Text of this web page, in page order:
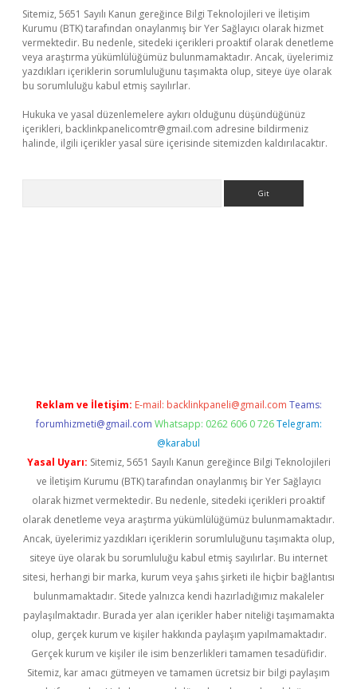
Sitemiz, 5651 Sayılı Kanun gereğince Bilgi Teknolojileri ve İletişim
Kurumu (BTK) tarafından onaylanmış bir Yer Sağlayıcı olarak hizmet
vermektedir. Bu nedenle, sitedeki içerikleri proaktif olarak denetleme
veya araştırma yükümlülüğümüz bulunmamaktadır. Ancak, üyelerimiz
yazdıkları içeriklerin sorumluluğunu taşımakta olup, siteye üye olarak
bu sorumluluğu kabul etmiş sayılırlar.
Hukuka ve yasal düzenlemelere aykırı olduğunu düşündüğünüz
içerikleri, backlinkpanelicomtr@gmail.com adresine bildirmeniz
halinde, ilgili içerikler yasal süre içerisinde sitemizden kaldırılacaktır.
Reklam ve İletişim: E-mail: backlinkpaneli@gmail.com Teams:
forumhizmeti@gmail.com Whatsapp: 0262 606 0 726 Telegram:
@karabul
Yasal Uyarı: Sitemiz, 5651 Sayılı Kanun gereğince Bilgi Teknolojileri
ve İletişim Kurumu (BTK) tarafından onaylanmış bir Yer Sağlayıcı
olarak hizmet vermektedir. Bu nedenle, sitedeki içerikleri proaktif
olarak denetleme veya araştırma yükümlülüğümüz bulunmamaktadır.
Ancak, üyelerimiz yazdıkları içeriklerin sorumluluğunu taşımakta olup,
siteye üye olarak bu sorumluluğu kabul etmiş sayılırlar. Bu internet
sitesi, herhangi bir marka, kurum veya şahıs şirketi ile hiçbir bağlantısı
bulunmamaktadır. Sitede yalnızca kendi hazırladığımız makaleler
paylaşılmaktadır. Burada yer alan içerikler haber niteliği taşımamakta
olup, gerçek kurum ve kişiler hakkında paylaşım yapılmamaktadır.
Gerçek kurum ve kişiler ile isim benzerlikleri tamamen tesadüfidir.
Sitemiz, kar amacı gütmeyen ve tamamen ücretsiz bir bilgi paylaşım